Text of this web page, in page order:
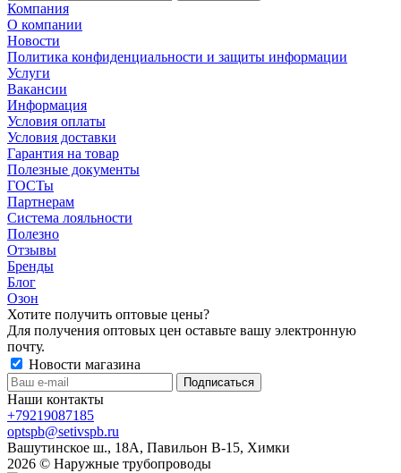
Компания
О компании
Новости
Политика конфиденциальности и защиты информации
Услуги
Вакансии
Информация
Условия оплаты
Условия доставки
Гарантия на товар
Полезные документы
ГОСТы
Партнерам
Система лояльности
Полезно
Отзывы
Бренды
Блог
Озон
Хотите получить оптовые цены?
Для получения оптовых цен оставьте вашу электронную
почту.
Новости магазина
Наши контакты
+79219087185
optspb@setivspb.ru
Вашутинское ш., 18А, Павильон В-15, Химки
2026 © Наружные трубопроводы